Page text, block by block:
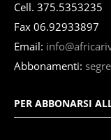
Cell. 375.5353235
Fax 06.92933897
Email:
Abbonamenti:
PER ABBONARSI